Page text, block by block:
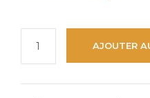
AJOUTER